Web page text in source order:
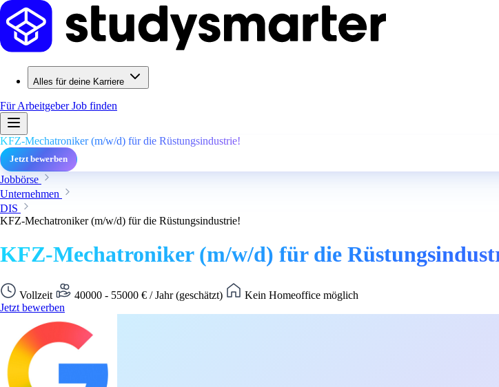
Alles für deine Karriere
Für ArbeitgeberJob finden
KFZ-Mechatroniker (m/w/d) für die Rüstungsindustrie!
Jetzt bewerben
Jobbörse
Unternehmen
DIS
KFZ-Mechatroniker (m/w/d) für die Rüstungsindustrie!
KFZ-Mechatroniker (m/w/d) für die
Vollzeit 40000 - 55000 € / Jahr (geschätzt)
Kein Homeoffice möglich
Jetzt bewerben